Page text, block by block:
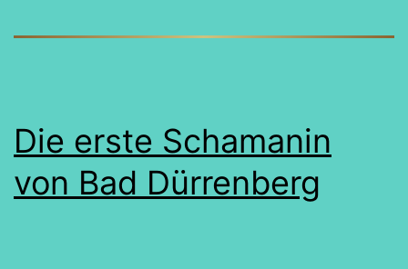
Die erste Schamanin
von Bad Dürrenberg